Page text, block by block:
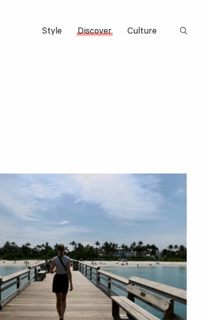
Style Discover Culture